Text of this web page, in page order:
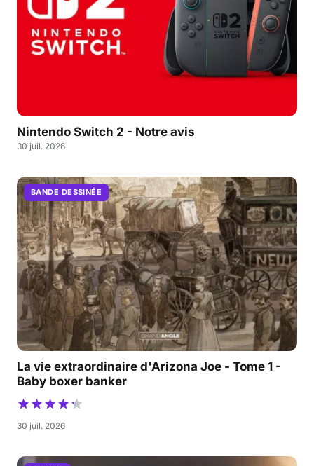
Nintendo Switch 2 - Notre avis
30 juil. 2026
BANDE DESSINÉE
La vie extraordinaire d'Arizona Joe - Tome 1 -
Baby boxer banker
30 juil. 2026